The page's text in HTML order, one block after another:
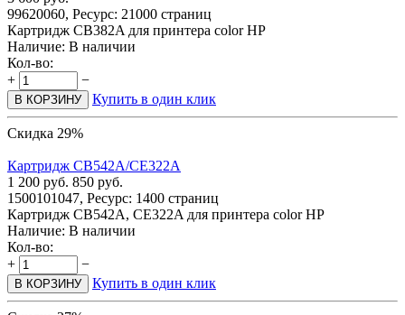
99620060, Ресурс: 21000 страниц
Картридж CB382A для принтера color HP
Наличие: В наличии
Кол-во:
+
−
В КОРЗИНУ Купить в один клик
Скидка 29%
Картридж CB542A/CE322A
1 200 руб. 850 руб.
1500101047, Ресурс: 1400 страниц
Картридж CB542A, CE322A для принтера color HP
Наличие: В наличии
Кол-во:
+
−
В КОРЗИНУ Купить в один клик